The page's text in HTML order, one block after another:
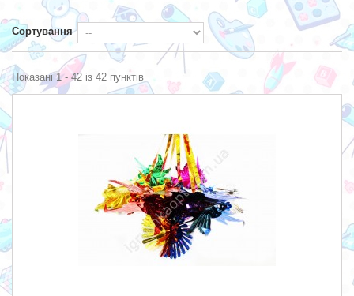
Сортування
Показані 1 - 42 із 42 пунктів